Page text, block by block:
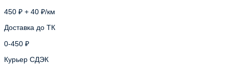
450 ₽ + 40 ₽/км
Доставка до ТК
0-450 ₽
Курьер СДЭК